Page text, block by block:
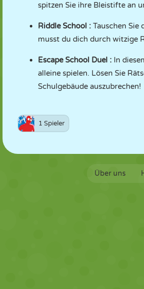
spitzen Sie ihre Bleistifte an
Riddle School : Tauschen Sie
musst du dich durch witzige
Escape School Duel : In
alleine spielen. Lösen Sie
Schulgebäude auszubrechen!
1 Spieler
Über uns